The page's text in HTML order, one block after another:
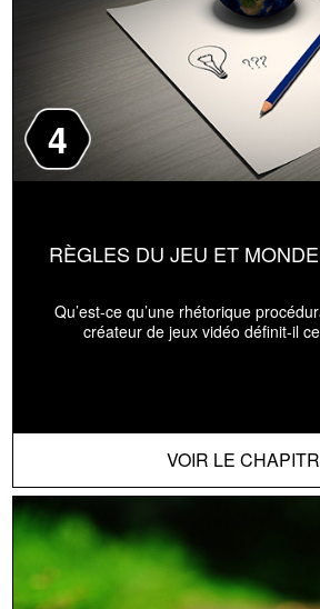
4
RÈGLES DU JEU ET
Qu’est-ce qu’une rhétorique
créateur de jeux vidéo définit-il
VOIR LE